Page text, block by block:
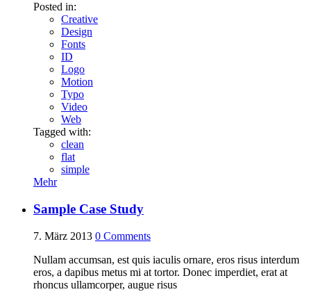
Posted in:
Creative
Design
Fonts
ID
Logo
Motion
Typo
Video
Web
Tagged with:
clean
flat
simple
Mehr
Sample Case Study
7. März 2013 0 Comments
Nullam accumsan, est quis iaculis ornare, eros risus interdum
eros, a dapibus metus mi at tortor. Donec imperdiet, erat at
rhoncus ullamcorper, augue risus